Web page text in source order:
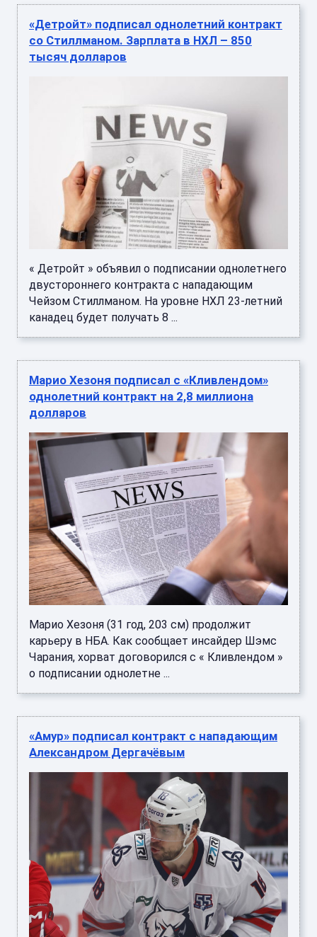
«Детройт» подписал однолетний контракт
со Стиллманом. Зарплата в НХЛ – 850
тысяч долларов
« Детройт » объявил о подписании однолетнего
двустороннего контракта с нападающим
Чейзом Стиллманом. На уровне НХЛ 23-летний
канадец будет получать 8 ...
Марио Хезоня подписал с «Кливлендом»
однолетний контракт на 2,8 миллиона
долларов
Марио Хезоня (31 год, 203 см) продолжит
карьеру в НБА. Как сообщает инсайдер Шэмс
Чарания, хорват договорился с « Кливлендом »
о подписании однолетне ...
«Амур» подписал контракт с нападающим
Александром Дергачёвым